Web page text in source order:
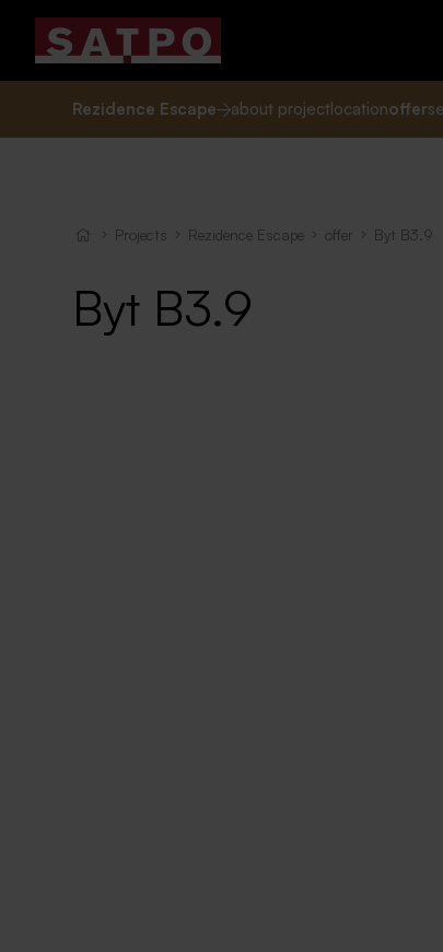
Rezidence Escape about projectlocationoffer
Projects Rezidence Escape offer Byt B3.9
Byt B3.9